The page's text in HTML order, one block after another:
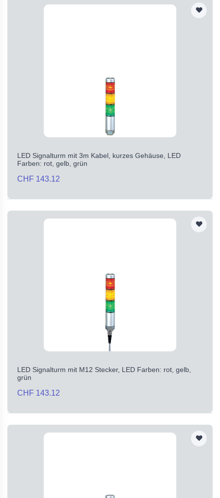
LED Signalturm mit 3m Kabel, kurzes Gehäuse, LED
Farben: rot, gelb, grün
CHF 143.12
LED Signalturm mit M12 Stecker, LED Farben: rot, gelb,
grün
CHF 143.12